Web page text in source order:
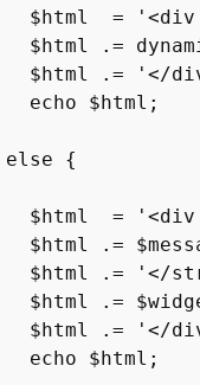
$html
  =
$html
.=
$html
.= '</
echo
$html ;
else {
$html
  =
'<div
$html
.=
$html
.= '</
$html
.=
$html
.= '</
echo
$html ;